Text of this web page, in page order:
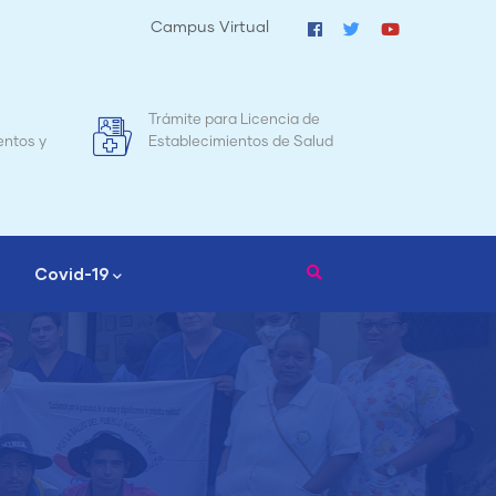
Campus Virtual
de
Salud
Mapa de Mortalidad Materna en
Nicaragua
Covid-19